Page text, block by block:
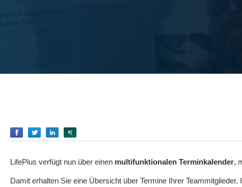
EmpfehlenEmpfehlenEmpfehlen
LifePlus verfügt nun über einen multifunktionalen Terminkalender,
Damit erhalten Sie eine Übersicht über Termine Ihrer